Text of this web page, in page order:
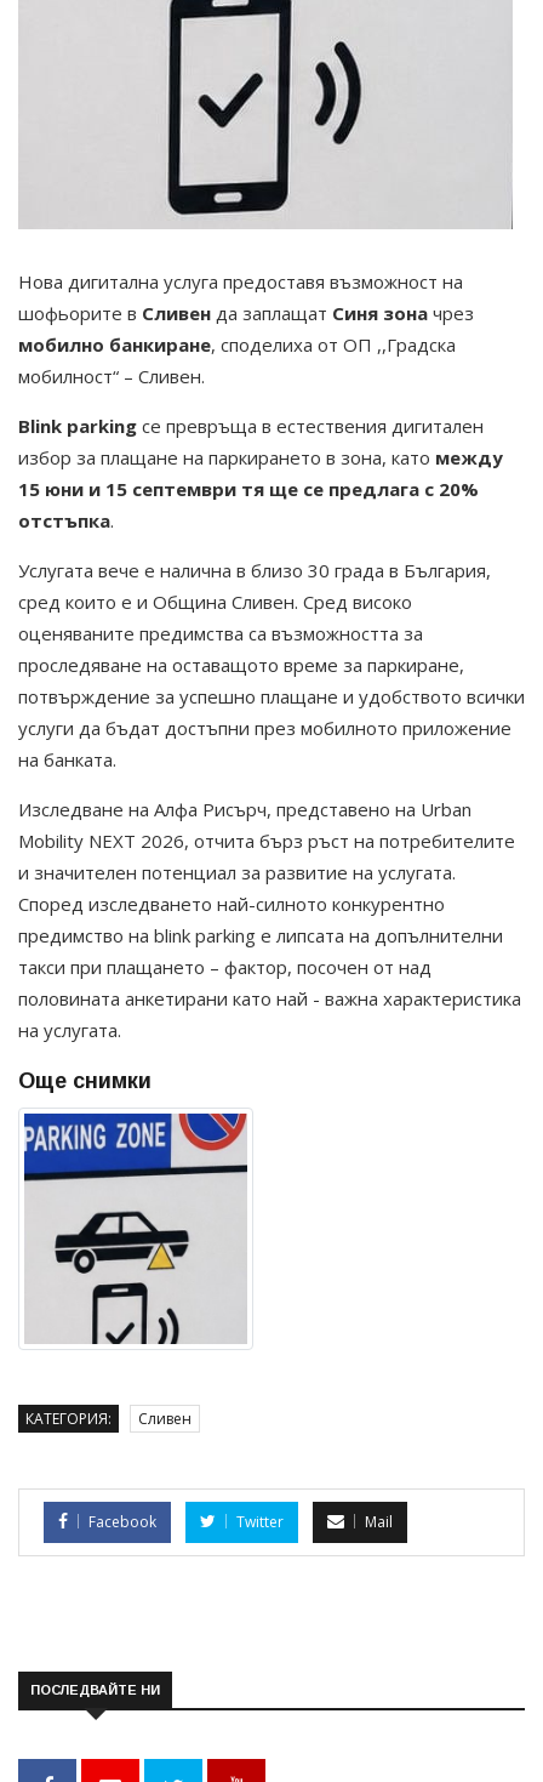
Нова дигитална услуга предоставя възможност на
шофьорите в Сливен да заплащат Синя зона чрез
мобилно банкиране, споделиха от ОП ,,Градска
мобилност“ – Сливен.
Blink parking се превръща в естествения дигитален
избор за плащане на паркирането в зона, като между
15 юни и 15 септември тя ще се предлага с 20%
отстъпка.
Услугата вече е налична в близо 30 града в България,
сред които е и Община Сливен. Сред високо
оценяваните предимства са възможността за
проследяване на оставащото време за паркиране,
потвърждение за успешно плащане и удобството всички
услуги да бъдат достъпни през мобилното приложение
на банката.
Изследване на Алфа Рисърч, представено на Urban
Mobility NEXT 2026, отчита бърз ръст на потребителите
и значителен потенциал за развитие на услугата.
Според изследването най-силното конкурентно
предимство на blink parking е липсата на допълнителни
такси при плащането – фактор, посочен от над
половината анкетирани като най - важна характеристика
на услугата.
Още снимки
КАТЕГОРИЯ: Сливен
Facebook Twitter Mail
ПОСЛЕДВАЙТЕ НИ